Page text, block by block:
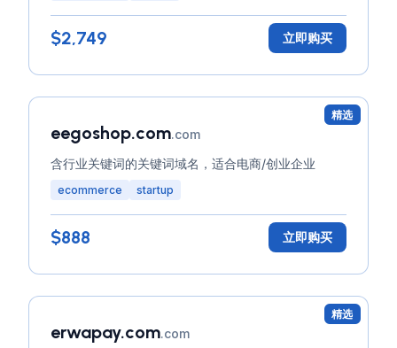
$2,749 立即购买
精选
eegoshop.com.com
含行业关键词的关键词域名，适合电商/创业企业
ecommerce startup
$888 立即购买
精选
erwapay.com.com